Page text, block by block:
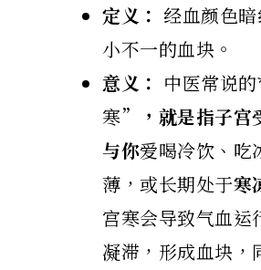
定义： 经血颜色
小不一的血块。
意义： 中医常说
寒”
，就是指子
与你爱喝冷饮、吃
薄，或长期处于寒
宫寒会导致气血运
凝滞，形成血块，